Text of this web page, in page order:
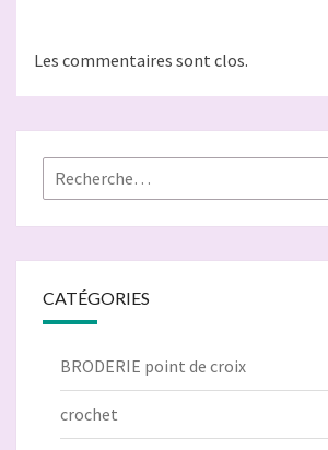
Les commentaires sont clos.
Rechercher :
CATÉGORIES
BRODERIE point de croix
crochet